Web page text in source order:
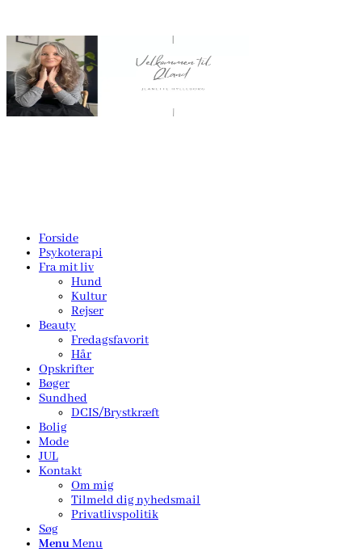
Forside
Psykoterapi
Fra mit liv
Hund
Kultur
Rejser
Beauty
Fredagsfavorit
Hår
Opskrifter
Bøger
Sundhed
DCIS/Brystkræft
Bolig
Mode
JUL
Kontakt
Om mig
Tilmeld dig nyhedsmail
Privatlivspolitik
Søg
MenuMenu